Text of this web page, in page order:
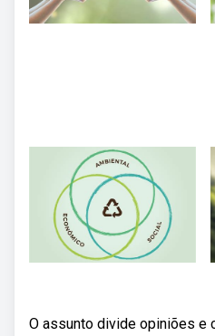
O assunto divide opiniões e